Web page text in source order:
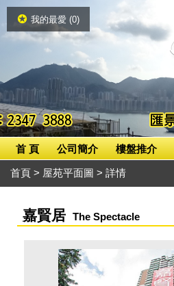
我的最愛 (0)
首 頁 公司簡介 樓盤推介
首頁 > 屋苑平面圖 > 詳情
嘉賢居 The Spectacle